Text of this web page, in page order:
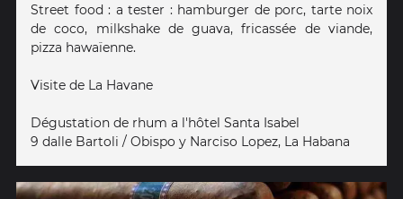
Street food : a tester : hamburger de porc, tarte noix
de coco, milkshake de guava, fricassée de viande,
pizza hawaïenne.
Visite de La Havane
Dégustation de rhum a l'hôtel Santa Isabel
9 dalle Bartoli / Obispo y Narciso Lopez, La Habana